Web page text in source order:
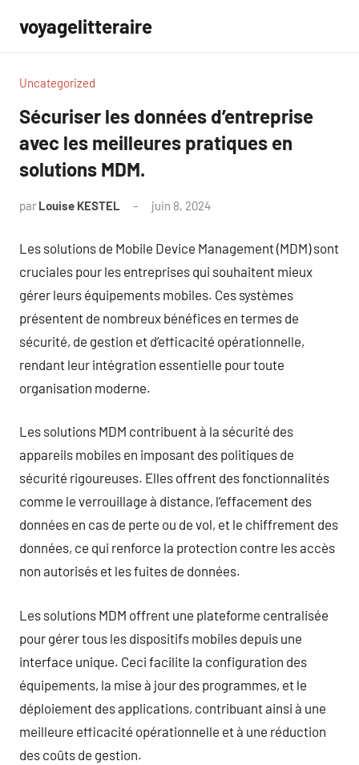
contenu
voyagelitteraire
Uncategorized
Sécuriser les données d’entreprise
avec les meilleures pratiques en
solutions MDM.
par Louise KESTEL juin 8, 2024
Les solutions de Mobile Device Management (MDM) sont
cruciales pour les entreprises qui souhaitent mieux
gérer leurs équipements mobiles. Ces systèmes
présentent de nombreux bénéfices en termes de
sécurité, de gestion et d’efficacité opérationnelle,
rendant leur intégration essentielle pour toute
organisation moderne.
Les solutions MDM contribuent à la sécurité des
appareils mobiles en imposant des politiques de
sécurité rigoureuses. Elles offrent des fonctionnalités
comme le verrouillage à distance, l’effacement des
données en cas de perte ou de vol, et le chiffrement des
données, ce qui renforce la protection contre les accès
non autorisés et les fuites de données.
Les solutions MDM offrent une plateforme centralisée
pour gérer tous les dispositifs mobiles depuis une
interface unique. Ceci facilite la configuration des
équipements, la mise à jour des programmes, et le
déploiement des applications, contribuant ainsi à une
meilleure efficacité opérationnelle et à une réduction
des coûts de gestion.